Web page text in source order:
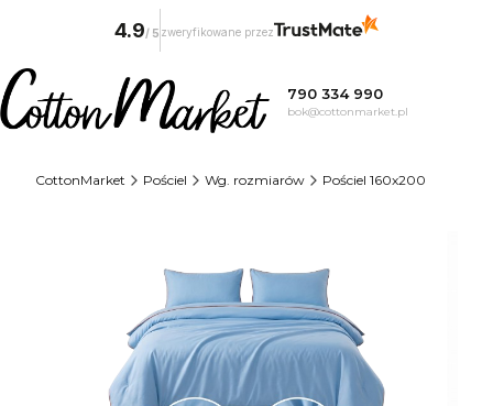
790 334 990
bok@cottonmarket.pl
CottonMarket Pościel Wg. rozmiarów Pościel 160x200
4.9/ 5 zweryfikowane przez